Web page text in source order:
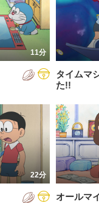
視聴済み
11分
タイムマ
た!!
22分
オールマ